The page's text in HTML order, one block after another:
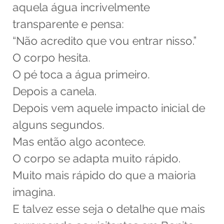
aquela água incrivelmente
transparente e pensa:
“Não acredito que vou entrar nisso.”
O corpo hesita.
O pé toca a água primeiro.
Depois a canela.
Depois vem aquele impacto inicial de
alguns segundos.
Mas então algo acontece.
O corpo se adapta muito rápido.
Muito mais rápido do que a maioria
imagina.
E talvez esse seja o detalhe que mais